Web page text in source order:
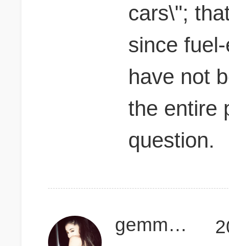
cars\";
since
have not
the entire
question.
gemmarong